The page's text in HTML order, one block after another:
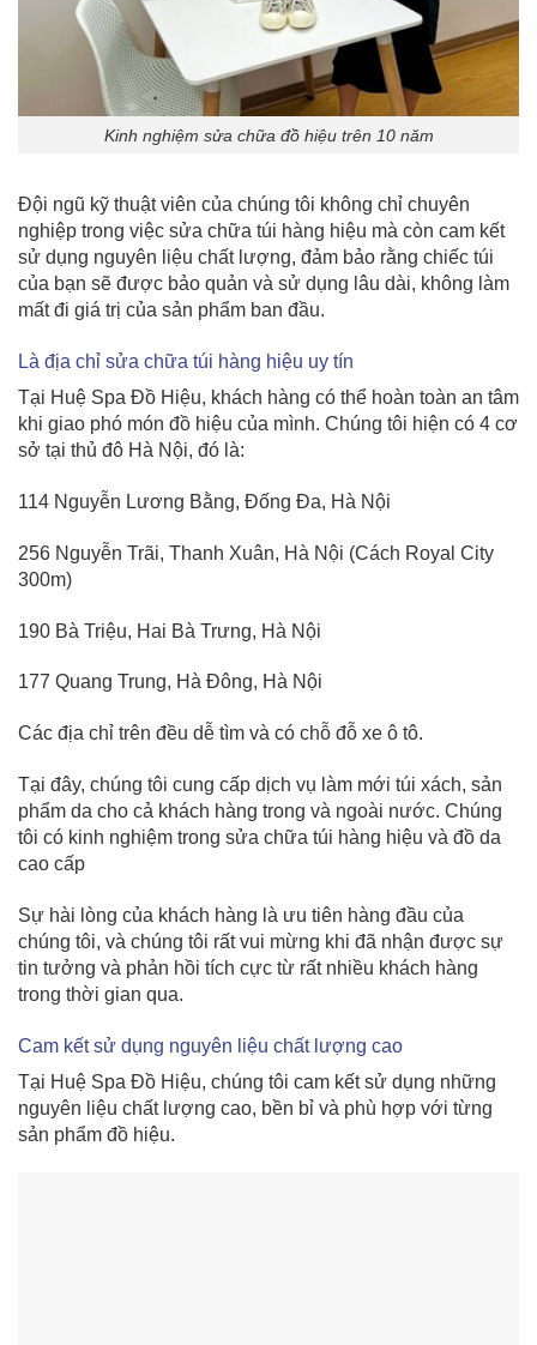
Kinh nghiệm sửa chữa đồ hiệu trên 10 năm
Đội ngũ kỹ thuật viên của chúng tôi không chỉ chuyên
nghiệp trong việc sửa chữa túi hàng hiệu mà còn cam kết
sử dụng nguyên liệu chất lượng, đảm bảo rằng chiếc túi
của bạn sẽ được bảo quản và sử dụng lâu dài, không làm
mất đi giá trị của sản phẩm ban đầu.
Là địa chỉ sửa chữa túi hàng hiệu uy tín
Tại Huệ Spa Đồ Hiệu, khách hàng có thể hoàn toàn an tâm
khi giao phó món đồ hiệu của mình. Chúng tôi hiện có 4 cơ
sở tại thủ đô Hà Nội, đó là:
114 Nguyễn Lương Bằng, Đống Đa, Hà Nội
256 Nguyễn Trãi, Thanh Xuân, Hà Nội (Cách Royal City
300m)
190 Bà Triệu, Hai Bà Trưng, Hà Nội
177 Quang Trung, Hà Đông, Hà Nội
Các địa chỉ trên đều dễ tìm và có chỗ đỗ xe ô tô.
Tại đây, chúng tôi cung cấp dịch vụ làm mới túi xách, sản
phẩm da cho cả khách hàng trong và ngoài nước. Chúng
tôi có kinh nghiệm trong sửa chữa túi hàng hiệu và đồ da
cao cấp
Sự hài lòng của khách hàng là ưu tiên hàng đầu của
chúng tôi, và chúng tôi rất vui mừng khi đã nhận được sự
tin tưởng và phản hồi tích cực từ rất nhiều khách hàng
trong thời gian qua.
Cam kết sử dụng nguyên liệu chất lượng cao
Tại Huệ Spa Đồ Hiệu, chúng tôi cam kết sử dụng những
nguyên liệu chất lượng cao, bền bỉ và phù hợp với từng
sản phẩm đồ hiệu.